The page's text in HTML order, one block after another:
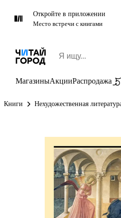
Откройте в приложении
Место встречи с книгами
МагазиныАкцииРаспродажа
Книги Нехудожественная